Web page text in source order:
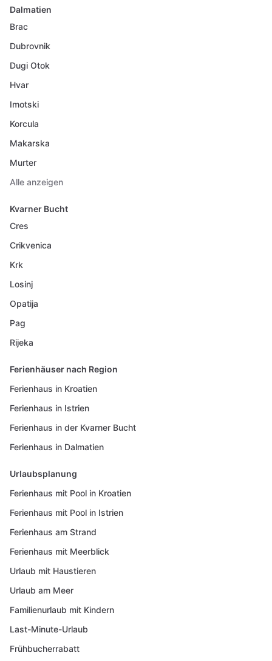
Dalmatien
Brac
Dubrovnik
Dugi Otok
Hvar
Imotski
Korcula
Makarska
Murter
Alle anzeigen
Kvarner Bucht
Cres
Crikvenica
Krk
Losinj
Opatija
Pag
Rijeka
Ferienhäuser nach Region
Ferienhaus in Kroatien
Ferienhaus in Istrien
Ferienhaus in der Kvarner Bucht
Ferienhaus in Dalmatien
Urlaubsplanung
Ferienhaus mit Pool in Kroatien
Ferienhaus mit Pool in Istrien
Ferienhaus am Strand
Ferienhaus mit Meerblick
Urlaub mit Haustieren
Urlaub am Meer
Familienurlaub mit Kindern
Last-Minute-Urlaub
Frühbucherrabatt